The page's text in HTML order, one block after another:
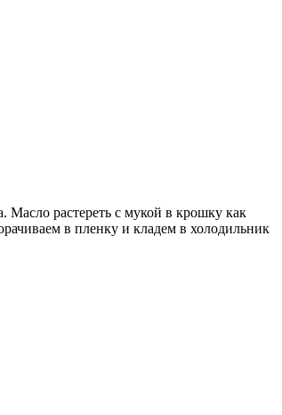
растереть с мукой в крошку как
в пленку и кладем в холодильник